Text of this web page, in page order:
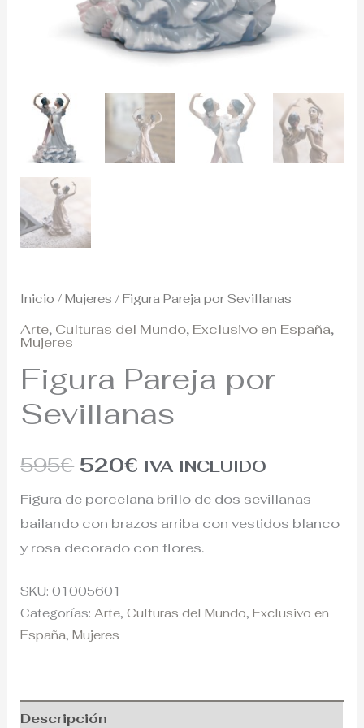
Inicio /Mujeres / Figura Pareja por Sevillanas
Arte, Culturas del Mundo, Exclusivo en España,
Mujeres
Figura Pareja por
Sevillanas
595€ 520€ IVA INCLUIDO
Figura de porcelana brillo de dos sevillanas
bailando con brazos arriba con vestidos blanco
y rosa decorado con flores.
SKU:01005601
Categorías:Arte,Culturas del Mundo,Exclusivo en
España,Mujeres
Descripción